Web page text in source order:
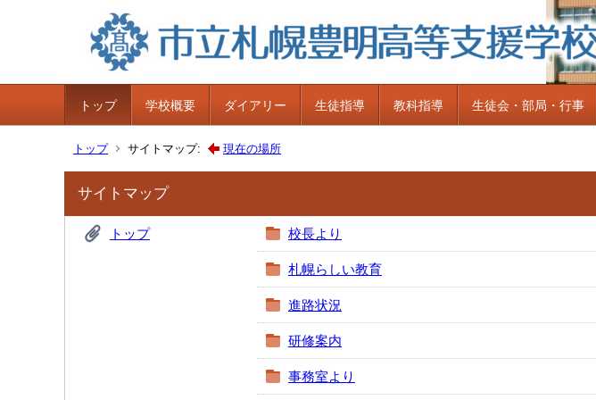
トップ 学校概要 ダイアリー 生徒指導 教科指導 生徒会・部局・行事
トップ サイトマップ: 現在の場所
サイトマップ
トップ 校長より
札幌らしい教育
進路状況
研修案内
事務室より